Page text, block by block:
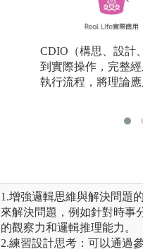
CDIO（構思、設計
到實際操作，完整
執行流程，將理論應
1.增強邏輯思維與解決問題
來解決問題，例如針對時事
的觀察力和邏輯推理能力。
2.練習設計思考：可以通過